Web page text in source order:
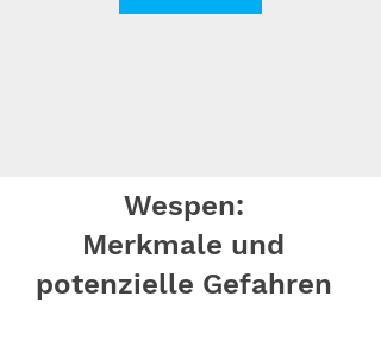
Wespen:
Merkmale und
potenzielle Gefahren